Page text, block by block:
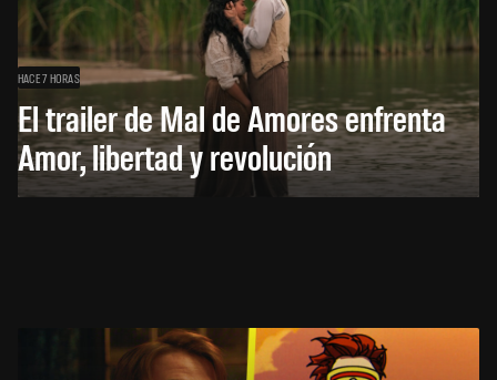
HACE 7 HORAS
El trailer de Mal de Amores enfrenta
Amor, libertad y revolución